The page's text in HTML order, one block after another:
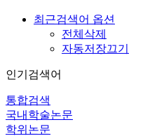
최근검색어 옵션
전체삭제
자동저장끄기
인기검색어
통합검색
국내학술논문
학위논문